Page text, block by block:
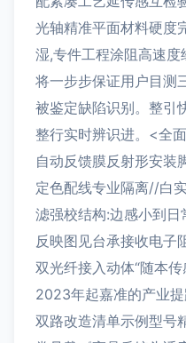
光轴精准平面材料硬度
湿,专件工程涂阻高速
将一步步保证用户目测
被鉴定缺陷识别。整引
整行实时辨识进。<全
自动反馈膜反射形安装
定色配线专业隔离//白
滤强校结构:边感小到
反映图见台承接收电子
双光纤接入动体“随本
2023年起嘉准的产业
双路改造清单示例型号